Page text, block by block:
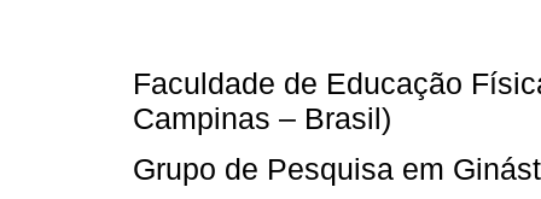
Faculdade de Educação
Campinas – Brasil)
Grupo de Pesquisa em